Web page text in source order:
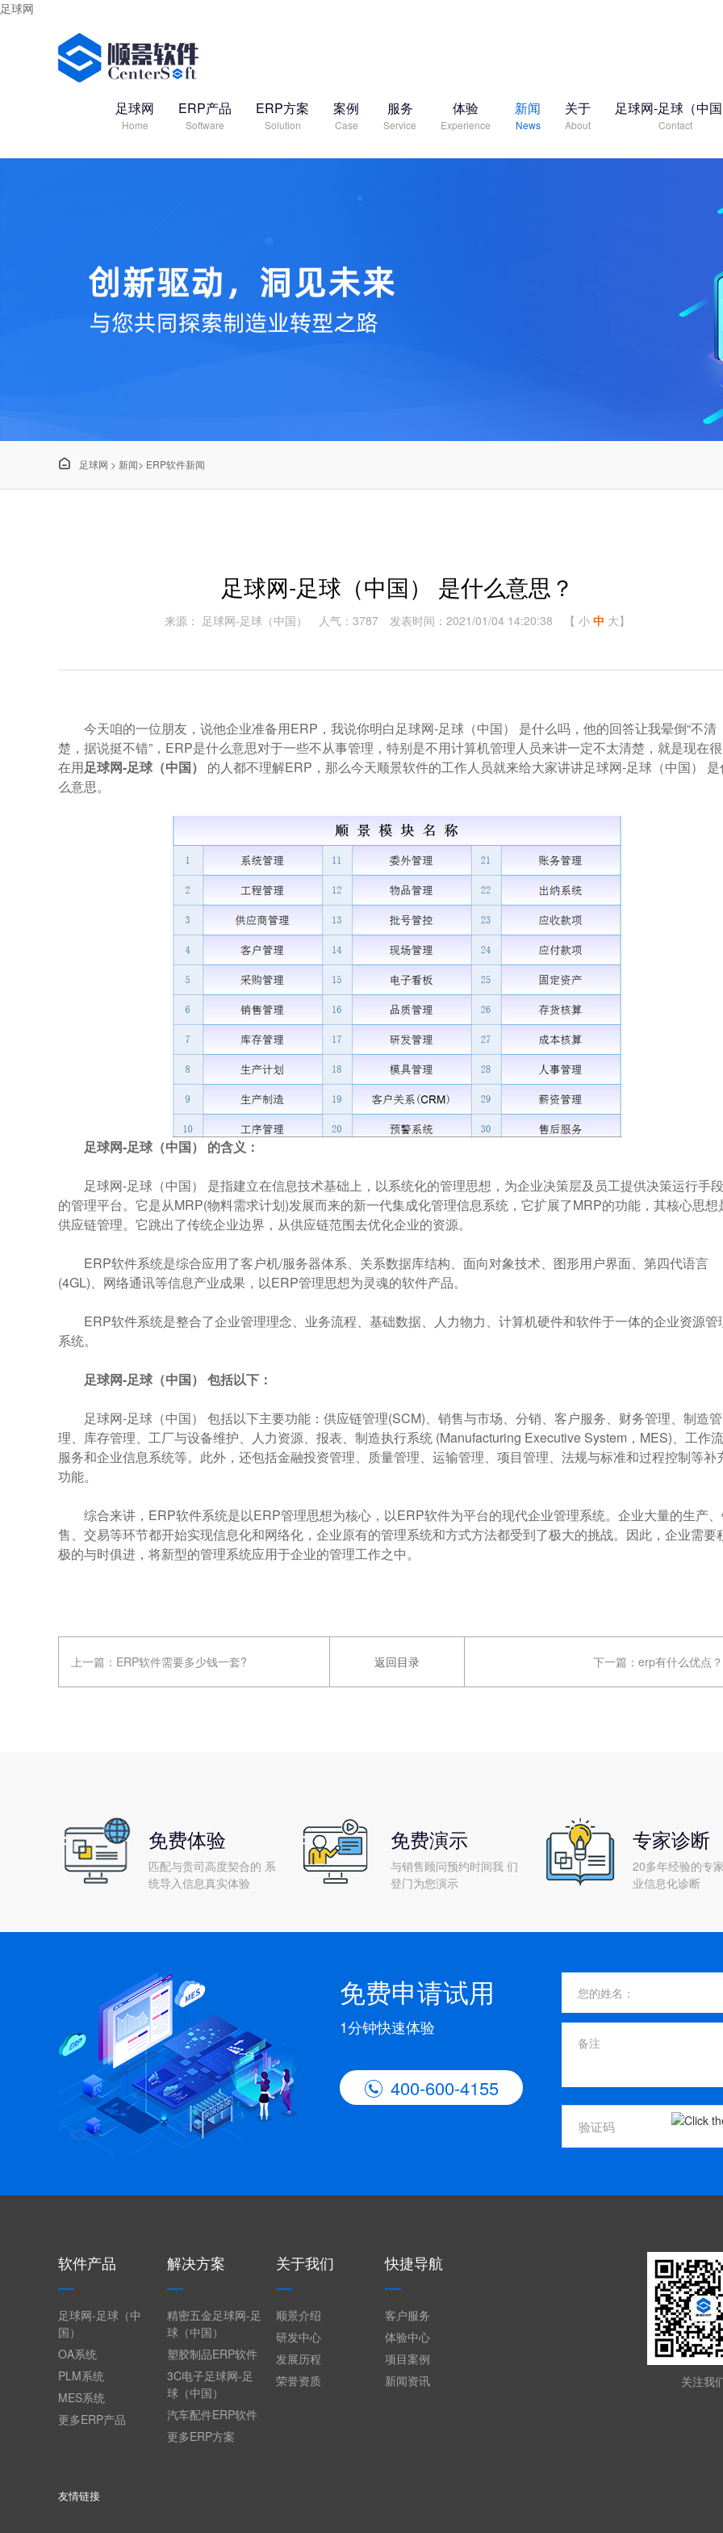
足球网
足球网
Home
ERP产品
Software
ERP方案
Solution
案例
Case
服务
Service
体验
Experience
新闻
News
关于
About
足球网-足球（中国
Contact
 足球网 > 新闻> ERP软件新闻
足球网-足球（中国） 是什么意思？
来源： 足球网-足球（中国） 人气：3787 发表时间：2021/01/04 14:20:38 【 小 中 大】
今天咱的一位朋友，说他企业准备用ERP，我说你明白足球网-足球（中国） 是什么吗，他的回答让我晕倒“不清
楚，据说挺不错”，ERP是什么意思对于一些不从事管理，特别是不用计算机管理人员来讲一定不太清楚，就是现在
在用足球网-足球（中国） 的人都不理解ERP，那么今天顺景软件的工作人员就来给大家讲讲足球网-足球（中国）
么意思。
足球网-足球（中国） 的含义：
足球网-足球（中国） 是指建立在信息技术基础上，以系统化的管理思想，为企业决策层及员工提供决策运行手段
的管理平台。它是从MRP(物料需求计划)发展而来的新一代集成化管理信息系统，它扩展了MRP的功能，其核心思想
供应链管理。它跳出了传统企业边界，从供应链范围去优化企业的资源。
ERP软件系统是综合应用了客户机/服务器体系、关系数据库结构、面向对象技术、图形用户界面、第四代语言
(4GL)、网络通讯等信息产业成果，以ERP管理思想为灵魂的软件产品。
ERP软件系统是整合了企业管理理念、业务流程、基础数据、人力物力、计算机硬件和软件于一体的企业资源管
系统。
足球网-足球（中国） 包括以下：
足球网-足球（中国） 包括以下主要功能：供应链管理(SCM)、销售与市场、分销、客户服务、财务管理、制造管
理、库存管理、工厂与设备维护、人力资源、报表、制造执行系统 (Manufacturing Executive System，MES)、工作流
服务和企业信息系统等。此外，还包括金融投资管理、质量管理、运输管理、项目管理、法规与标准和过程控制等补
功能。
综合来讲，ERP软件系统是以ERP管理思想为核心，以ERP软件为平台的现代企业管理系统。企业大量的生产
售、交易等环节都开始实现信息化和网络化，企业原有的管理系统和方式方法都受到了极大的挑战。因此，企业需要
极的与时俱进，将新型的管理系统应用于企业的管理工作之中。
上一篇： ERP软件需要多少钱一套? 返回目录 下一篇： erp有什么优点？
免费体验
匹配与贵司高度契合的 系
统导入信息真实体验
免费演示
与销售顾问预约时间我 们
登门为您演示
专家诊断
20多年经验的专
业信息化诊断
免费申请试用
1分钟快速体验
 400-600-4155
软件产品
足球网-足球（中
国）
OA系统
PLM系统
MES系统
更多ERP产品
解决方案
精密五金足球网-足
球（中国）
塑胶制品ERP软件
3C电子足球网-足
球（中国）
汽车配件ERP软件
更多ERP方案
关于我们
顺景介绍
研发中心
发展历程
荣誉资质
快捷导航
客户服务
体验中心
项目案例
新闻资讯
关注我
友情链接